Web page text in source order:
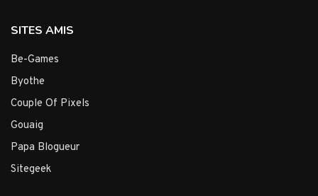
SITES AMIS
Be-Games
Byothe
Couple Of Pixels
Gouaig
Papa Blogueur
Sitegeek